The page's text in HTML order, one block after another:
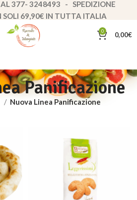
0 0,00€
Panificazione
Nuova Linea Panificazione
AL 377- 3248493 - SPEDIZIONE
SOLI 69,90€ IN TUTTA ITALIA